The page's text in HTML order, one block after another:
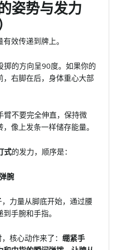
姿势与发力
效传递到牌上。
掷的方向呈90度。如果你的
右脚在后，身体重心大部
臂不要完全伸直，保持微
像上发条一样储存能量。
式的发力，顺序是：
腕
力量从脚底开始，通过腰
手腕和手指。
核心动作来了： 绷紧手